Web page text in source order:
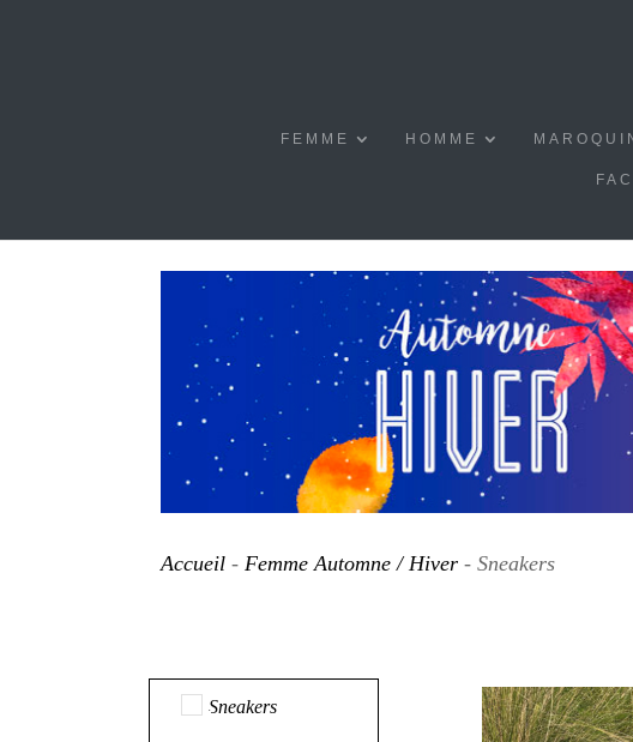
FEMME HOMME
Accueil -Femme Automne / Hiver - Sneakers
Sneakers